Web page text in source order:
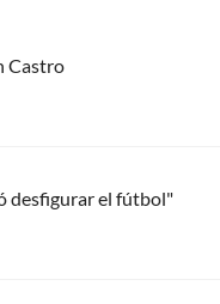
Castro
desfigurar el fútbol"